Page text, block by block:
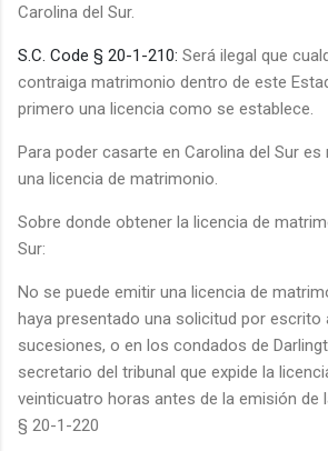
Carolina del Sur.
S.C. Code § 20-1-210: Será ilegal que
contraiga matrimonio dentro de este
primero una licencia como se establece.
Para poder casarte en Carolina del Sur
una licencia de matrimonio.
Sobre donde obtener la licencia de
Sur:
No se puede emitir una licencia de
haya presentado una solicitud por escrito
sucesiones, o en los condados de
secretario del tribunal que expide la
veinticuatro horas antes de la emisión de
§ 20-1-220